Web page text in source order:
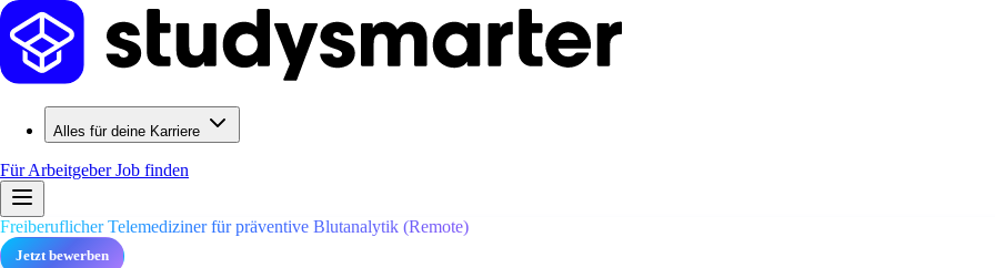
Alles für deine Karriere
Für ArbeitgeberJob finden
Freiberuflicher Telemediziner für präventive Blutanalytik (Remote)
Jetzt bewerben